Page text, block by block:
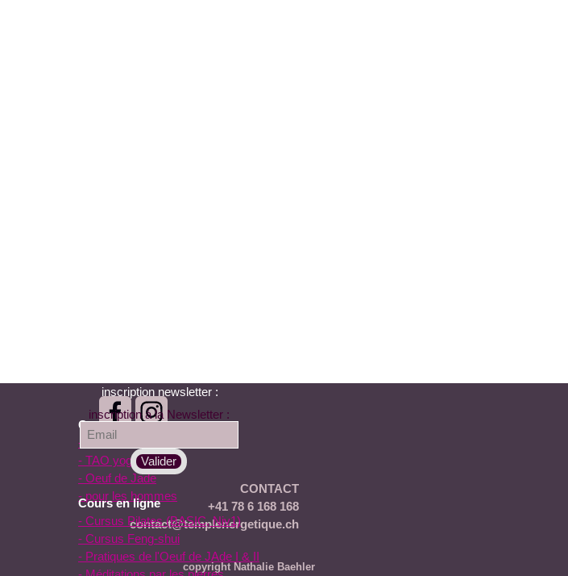
inscription newsletter :
inscription à la Newsletter :
Cours
- Pilates
- TAO yoga
- Oeuf de Jade
- pour les hommes
CONTACT
+41 78 6 168 168
contact@templenergetique.ch
Cours en ligne
- Cursus Pilates (BASIC, Niv1)
- Cursus Feng-shui
- Pratiques de l'Oeuf de JAde I & II
copyright Nathalie Baehler